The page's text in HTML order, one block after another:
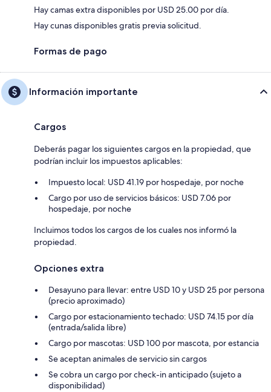
Hay camas extra disponibles por USD 25.00 por día.
Hay cunas disponibles gratis previa solicitud.
Formas de pago
Información importante
Cargos
Deberás pagar los siguientes cargos en la propiedad, que
podrían incluir los impuestos aplicables:
Impuesto local: USD 41.19 por hospedaje, por noche
Cargo por uso de servicios básicos: USD 7.06 por
hospedaje, por noche
Incluimos todos los cargos de los cuales nos informó la
propiedad.
Opciones extra
Desayuno para llevar: entre USD 10 y USD 25 por persona
(precio aproximado)
Cargo por estacionamiento techado: USD 74.15 por día
(entrada/salida libre)
Cargo por mascotas: USD 100 por mascota, por estancia
Se aceptan animales de servicio sin cargos
Se cobra un cargo por check-in anticipado (sujeto a
disponibilidad)